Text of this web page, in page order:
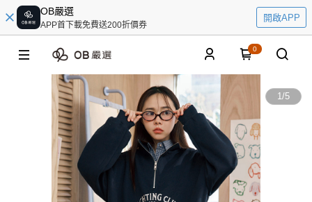
OB嚴選
APP首下載免費送200折價券
開啟APP
0
1/5